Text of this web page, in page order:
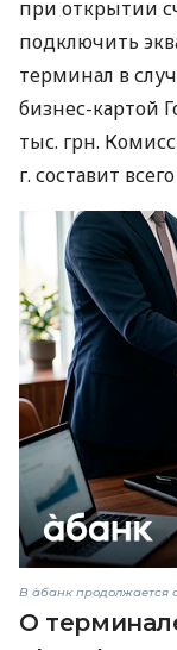
при открытии
подключить
терминал в
бизнес-картой
тыс. грн.
г. составит
В àбанк продолжается
О